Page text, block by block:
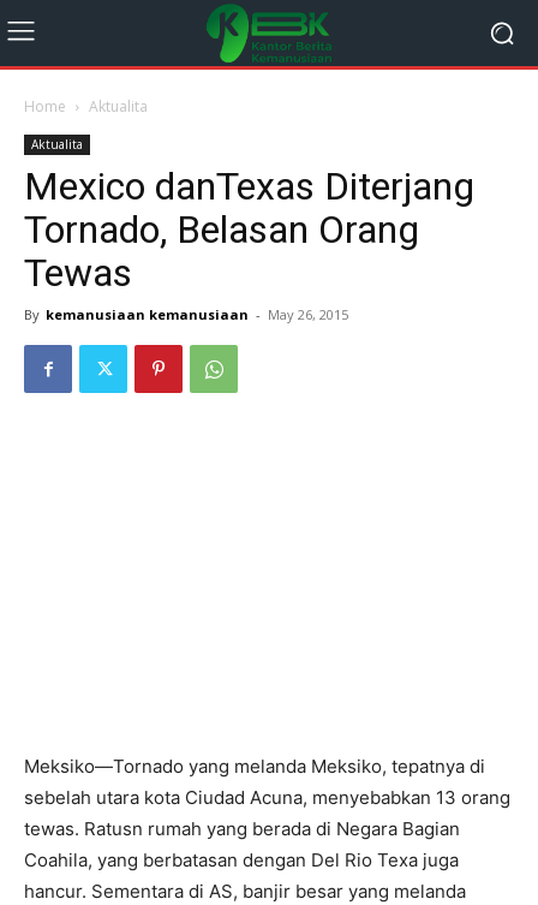
Home Aktualita
Aktualita
Mexico danTexas Diterjang
Tornado, Belasan Orang
Tewas
By kemanusiaan kemanusiaan - May 26, 2015
Meksiko—Tornado yang melanda Meksiko, tepatnya di
sebelah utara kota Ciudad Acuna, menyebabkan 13 orang
tewas. Ratusn rumah yang berada di Negara Bagian
Coahila, yang berbatasan dengan Del Rio Texa juga
hancur. Sementara di AS, banjir besar yang melanda